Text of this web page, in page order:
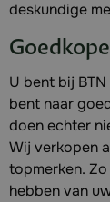
deskundige
U bent bij
bent naar
doen echter
Wij verkopen
topmerken.
hebben van